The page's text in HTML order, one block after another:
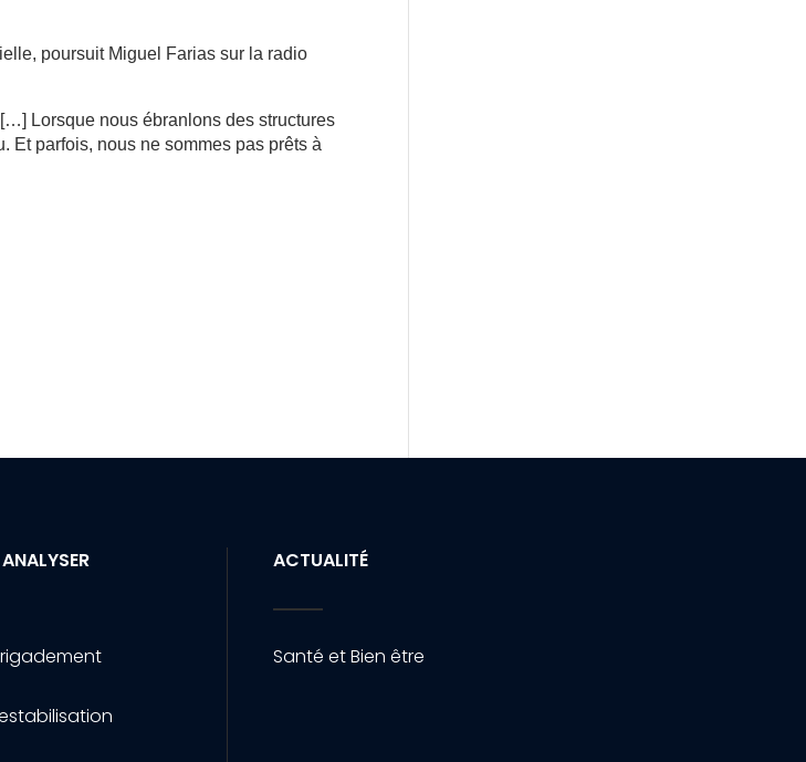
poursuit Miguel Farias sur la radio
Lorsque nous ébranlons des structures
Et parfois, nous ne sommes pas prêts à
ACTUALITÉ
Santé et Bien être